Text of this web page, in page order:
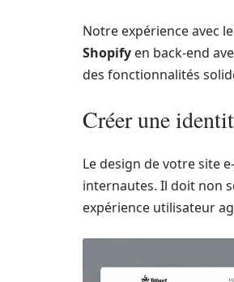
Notre expérience avec
Shopify en back-end
des fonctionnalités
Créer une
Le design de votre site
internautes. Il doit non
expérience utilisateur